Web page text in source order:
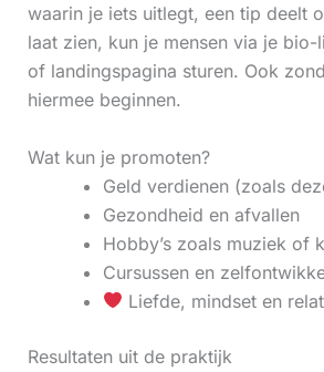
waarin je iets uitlegt, een tip deelt
laat zien, kun je mensen via je
of landingspagina sturen. Ook
hiermee beginnen.
Wat kun je promoten?
Geld verdienen (zoals
Gezondheid en afvallen
Hobby’s zoals muziek of
Cursussen en
Liefde, mindset en
Resultaten uit de praktijk